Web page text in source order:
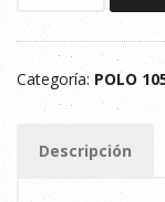
BICOLOR
105504
NEGRO
NARANJA
cantidad
Categoría: POLO
Descripción